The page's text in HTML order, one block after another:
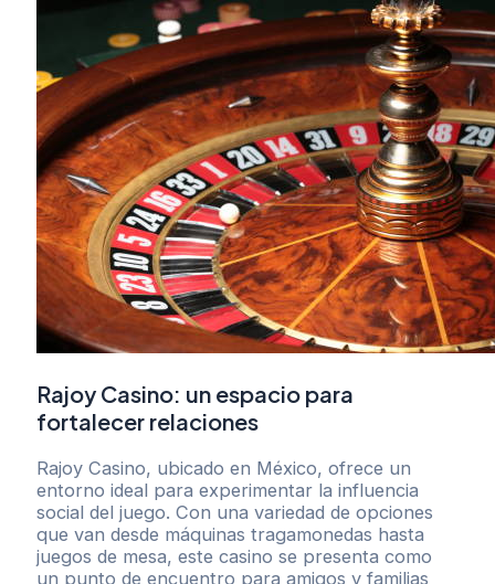
Rajoy Casino: un espacio para
fortalecer relaciones
Rajoy Casino, ubicado en México, ofrece un
entorno ideal para experimentar la influencia
social del juego. Con una variedad de opciones
que van desde máquinas tragamonedas hasta
juegos de mesa, este casino se presenta como
un punto de encuentro para amigos y familias